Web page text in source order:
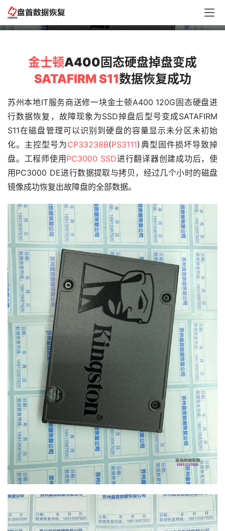
数据恢复成功
金士顿A400固态硬盘掉盘变成
SATAFIRM S11数据恢复成功
苏州本地IT服务商送修一块金士顿A400 120G固态硬盘进
行数据恢复，故障现象为SSD掉盘后型号变成SATAFIRM
S11在磁盘管理可以识别到硬盘的容量显示未分区未初始
化。主控型号为CP33238B(PS3111)典型固件损坏导致掉
盘。工程师使用 PC3000 SSD进行翻译器创建成功后，使
用PC3000 DE进行数据提取与拷贝，经过几个小时的磁盘
镜像成功恢复出故障盘的全部数据。